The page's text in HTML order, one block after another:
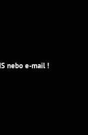
nebo e-mail !